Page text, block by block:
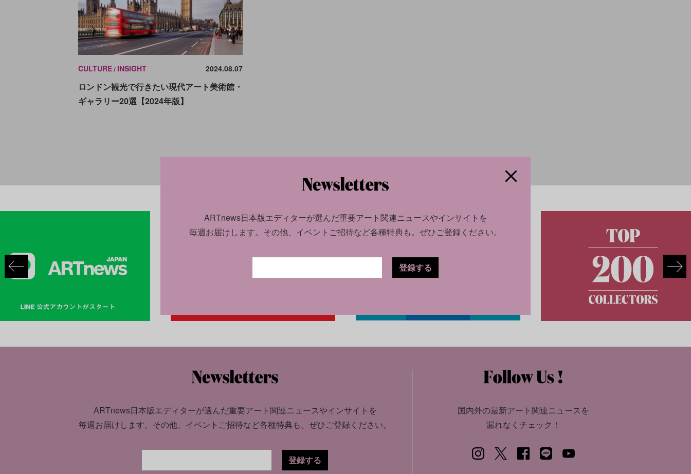
CULTURE INSIGHT 2024.08.07
ロンドン観光で行きたい現代アート美術館・
ギャラリー20選【2024年版】
ARTnews日本版エディターが選んだ重要アート関連ニュースやインサイトを
毎週お届けします。 その他、イベントご招待など各種特典も。 ぜひご登録ください。
登録する
国内外の最新アート関連ニュースを
漏れなくチェック！
ARTnews日本版エディターが選んだ重要アート関連ニュースやインサイトを
毎週お届けします。 その他、イベントご招待など各種特典も。ぜひご登録ください。
登録する